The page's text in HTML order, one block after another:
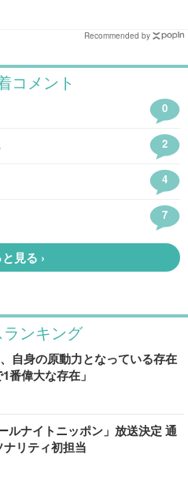
Recommended by
ランキング
自身の原動力となっている存在
番偉大な存在」
ルナイトニッポン」放送決定 通
リティ初担当